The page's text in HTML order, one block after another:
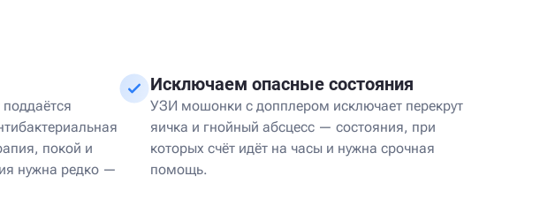
покой и
нужна редко —
Исключаем опасные состояния
УЗИ мошонки с допплером исключает перекрут
яичка и гнойный абсцесс — состояния, при
которых счёт идёт на часы и нужна срочная
помощь.